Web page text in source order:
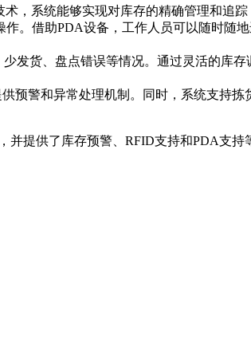
，系统能够实现对库存的精确管理和追踪
。借助PDA设备，工作人员可以随时随
发货、盘点错误等情况。通过灵活的库
预警和异常处理机制。同时，系统支持拣
提供了库存预警、RFID支持和PDA支